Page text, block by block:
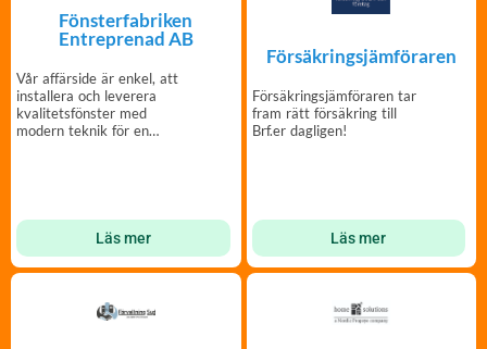
Fönsterfabriken
Entreprenad AB
Vår affärside är enkel, att
installera och leverera
kvalitetsfönster med
modern teknik för en
Läs mer
Försäkringsjämföraren
Försäkringsjämföraren tar
fram rätt försäkring till
Brf.er dagligen!
Läs mer